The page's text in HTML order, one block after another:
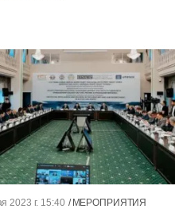
2023 г. 15:40 МЕРОПРИЯТИЯ